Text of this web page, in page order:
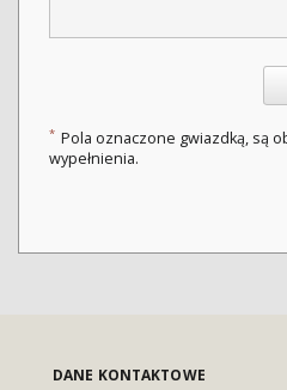
* Pola oznaczone gwiazdką, są
wypełnienia.
DANE KONTAKTOWE